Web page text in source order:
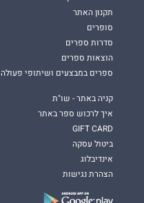
תקנון האתר
סופרים
סדרות ספרים
הוצאות ספרים
ספרים במבצעים ושיתופי פעולה
קניה באתר - שו"ת
איך לרכוש ספר באתר
GIFT CARD
ביטול עסקה
אינדיבלוג
הצהרת נגישות